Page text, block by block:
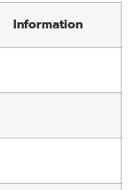
Information